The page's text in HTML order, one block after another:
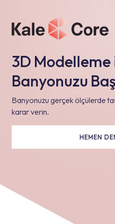
3D Modelleme
Banyonuzu
Banyonuzu gerçek ölçülerde
karar verin.
HEMEN